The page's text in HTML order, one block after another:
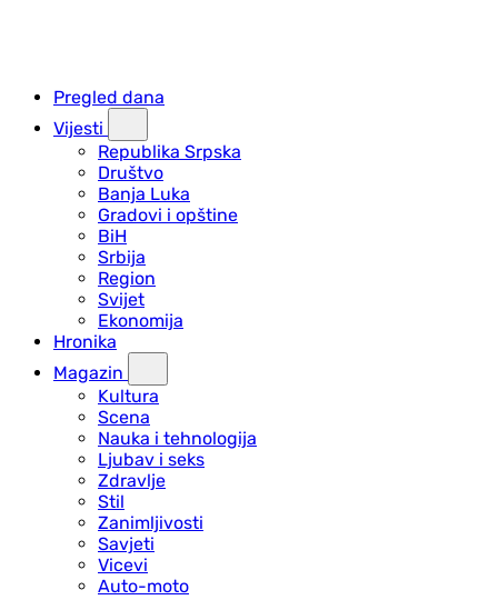
Pregled dana
Vijesti
Republika Srpska
Društvo
Banja Luka
Gradovi i opštine
BiH
Srbija
Region
Svijet
Ekonomija
Hronika
Magazin
Kultura
Scena
Nauka i tehnologija
Ljubav i seks
Zdravlje
Stil
Zanimljivosti
Savjeti
Vicevi
Auto-moto